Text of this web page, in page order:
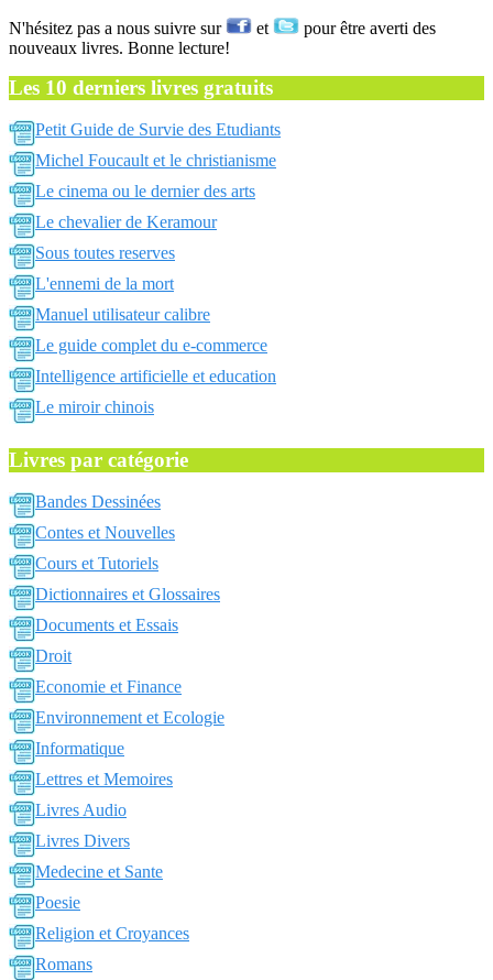
N'hésitez pas a nous suivre sur et
pour être averti des
nouveaux livres. Bonne lecture!
Les 10 derniers livres gratuits
Petit Guide de Survie des Etudiants
Michel Foucault et le christianisme
Le cinema ou le dernier des arts
Le chevalier de Keramour
Sous toutes reserves
L'ennemi de la mort
Manuel utilisateur calibre
Le guide complet du e-commerce
Intelligence artificielle et education
Le miroir chinois
Livres par catégorie
Bandes Dessinées
Contes et Nouvelles
Cours et Tutoriels
Dictionnaires et Glossaires
Documents et Essais
Droit
Economie et Finance
Environnement et Ecologie
Informatique
Lettres et Memoires
Livres Audio
Livres Divers
Medecine et Sante
Poesie
Religion et Croyances
Romans